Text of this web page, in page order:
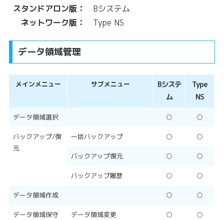
スタンドアロン版：
Bシステム
ネットワーク版：
Type NS
データ領域管理
メインメニュー サブメニュー
Bシステ
ム
Type
NS
データ領域選択 ○ ○
バックアップ/復
元
一括バックアップ ○ ○
バックアップ復元 ○ ○
バックアップ履歴 ○ ○
データ領域作成 ○ ○
データ領域保守 データ領域変更 ○ ○